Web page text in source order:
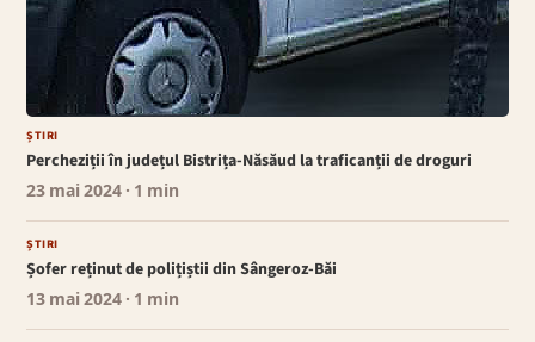
ȘTIRI
Percheziții în județul Bistrița-Năsăud la traficanții de droguri
23 mai 2024 · 1 min
ȘTIRI
Șofer reținut de polițiștii din Sângeroz-Băi
13 mai 2024 · 1 min